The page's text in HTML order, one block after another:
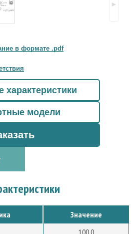
►
в формате .pdf
характеристики
модели
Значение
100.0